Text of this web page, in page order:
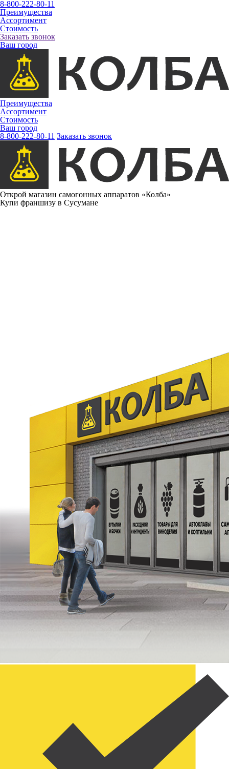
8-800-222-80-11
Преимущества
Ассортимент
Стоимость
Заказать звонок
Ваш город
Преимущества
Ассортимент
Стоимость
Ваш город
8-800-222-80-11 Заказать звонок
Открой магазин самогонных аппаратов «Колба»
Купи франшизу в Сусумане